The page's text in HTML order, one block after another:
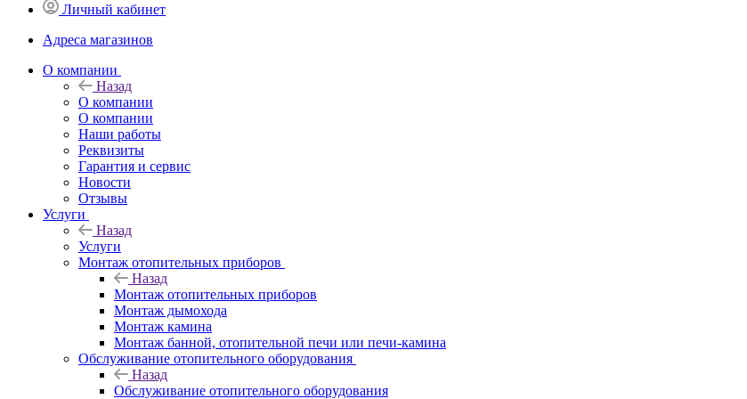
Личный кабинет
Адреса магазинов
O компании
Назад
O компании
О компании
Наши работы
Реквизиты
Гарантия и сервис
Новости
Отзывы
Услуги
Назад
Услуги
Монтаж отопительных приборов
Назад
Монтаж отопительных приборов
Монтаж дымохода
Монтаж камина
Монтаж банной, отопительной печи или печи-камина
Обслуживание отопительного оборудования
Назад
Обслуживание отопительного оборудования